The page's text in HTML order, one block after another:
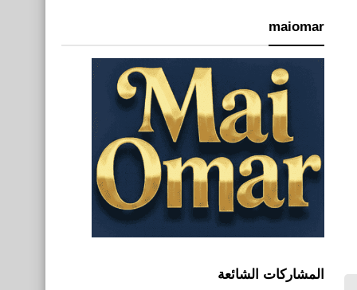
maiomar
المشاركات الشائعة